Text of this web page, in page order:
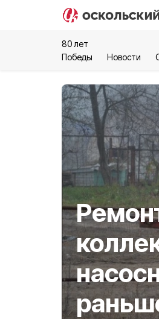
80 лет
Победы
Новости